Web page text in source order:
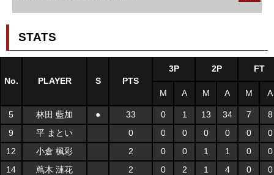
STATS
No. PLAYER S PTS
3P 2P FT
M A M A M A
5 林田 藍加 ● 33 0 1 13 34 7
8
9
平 まとい 0 0 0 0 0 0
0
12
小倉 楓彩 2 0 0 1 1 0
0
14
蔦木 漣花 2 0 2 1 4 0
0